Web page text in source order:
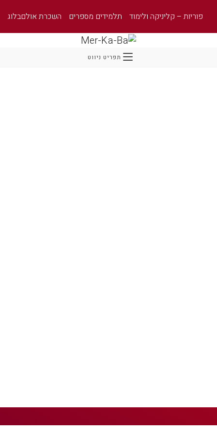
פוריות – קליניקה ולימוד תלמידים מספרים השכרת אולםבלוג
תפריט ניווט